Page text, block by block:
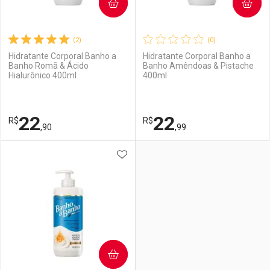
(2)
Hidratante Corporal Banho a
Banho Romã & Ácido
Hialurônico 400ml
R$22,90
COMPRAR
Laboratório
Por Menos
(0)
Hidratante Corporal Banho a
Banho Amêndoas & Pistache
400ml
R$22,99
COMPRAR
ADICIONAR AOS FAVORITOS
COMPRAR